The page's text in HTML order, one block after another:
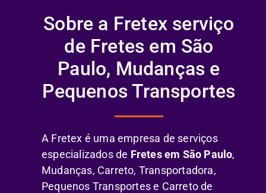
Sobre a Fretex serviço
de Fretes em São
Paulo, Mudanças e
Pequenos Transportes
A Fretex é uma empresa de serviços
especializados de Fretes em São Paulo,
Mudanças, Carreto, Transportadora,
Pequenos Transportes e Carreto de